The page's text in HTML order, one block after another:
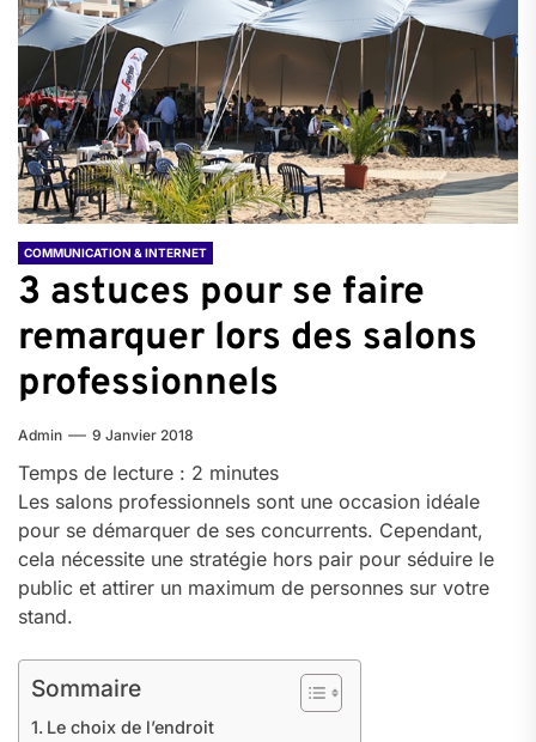
COMMUNICATION & INTERNET
3 astuces pour se faire
remarquer lors des salons
professionnels
Admin 9 Janvier 2018
Temps de lecture : 2 minutes
Les salons professionnels sont une occasion idéale
pour se démarquer de ses concurrents. Cependant,
cela nécessite une stratégie hors pair pour séduire le
public et attirer un maximum de personnes sur votre
stand.
Sommaire
Le choix de l’endroit